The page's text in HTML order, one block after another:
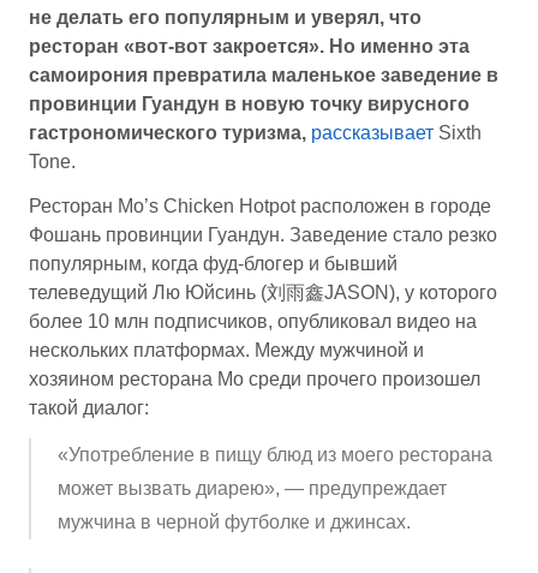
не делать его популярным и уверял, что
ресторан «вот-вот закроется». Но именно эта
самоирония превратила маленькое заведение в
провинции Гуандун в новую точку вирусного
гастрономического туризма, рассказывает Sixth
Tone.
Ресторан Mo’s Chicken Hotpot расположен в городе
Фошань провинции Гуандун. Заведение стало резко
популярным, когда фуд-блогер и бывший
телеведущий Лю Юйсинь (刘雨鑫JASON), у которого
более 10 млн подписчиков, опубликовал видео на
нескольких платформах. Между мужчиной и
хозяином ресторана Мо среди прочего произошел
такой диалог:
«Употребление в пищу блюд из моего ресторана
может вызвать диарею», — предупреждает
мужчина в черной футболке и джинсах.